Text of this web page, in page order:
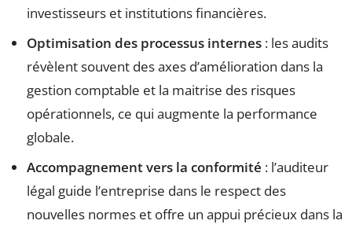
investisseurs et institutions financières.
Optimisation des processus internes : les audits
révèlent souvent des axes d’amélioration dans la
gestion comptable et la maitrise des risques
opérationnels, ce qui augmente la performance
globale.
Accompagnement vers la conformité : l’auditeur
légal guide l’entreprise dans le respect des
nouvelles normes et offre un appui précieux dans la